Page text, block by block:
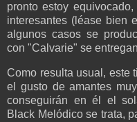
pronto estoy
interesantes (léase bien
algunos casos se
con "Calvarie" se
Como resulta usual, este
el gusto de amantes
conseguirán en él el
Black Melódico se trata,